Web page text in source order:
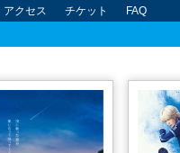
アクセス チケット FAQ